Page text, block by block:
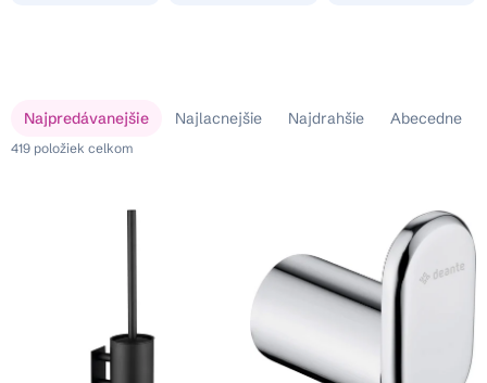
d
Najpredávanejšie Najlacnejšie Najdrahšie Abecedne
419 položiek celkom
p